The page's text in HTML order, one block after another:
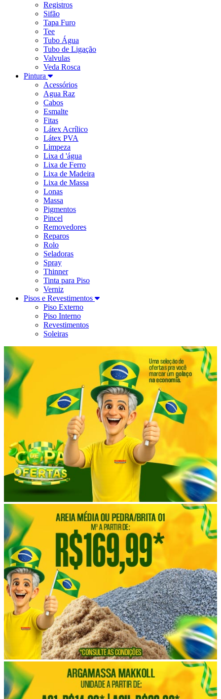
Registros
Sifão
Tapa Furo
Tee
Tubo Água
Tubo de Ligação
Valvulas
Veda Rosca
Pintura
Acessórios
Agua Raz
Cabos
Esmalte
Fitas
Látex Acrílico
Látex PVA
Limpeza
Lixa d 'água
Lixa de Ferro
Lixa de Madeira
Lixa de Massa
Lonas
Massa
Pigmentos
Pincel
Removedores
Reparos
Rolo
Seladoras
Spray
Thinner
Tinta para Piso
Verniz
Pisos e Revestimentos
Piso Externo
Piso Interno
Revestimentos
Soleiras